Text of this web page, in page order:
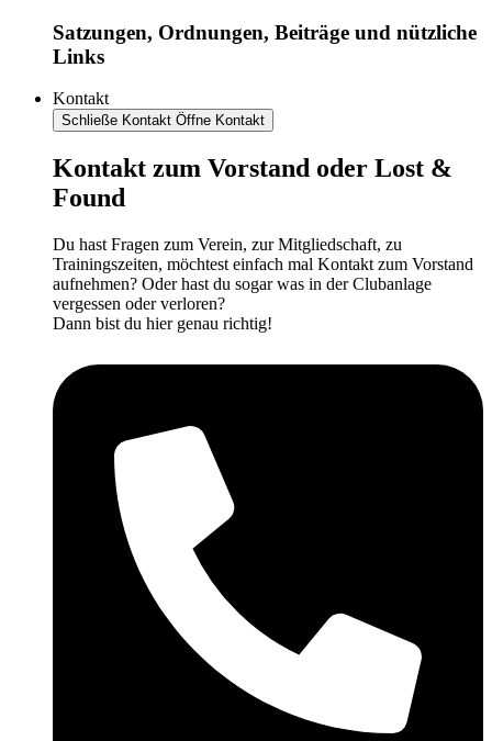
Satzungen, Ordnungen, Beiträge und nützliche
Links
Kontakt
Schließe Kontakt Öffne Kontakt
Kontakt zum Vorstand oder Lost &
Found
Du hast Fragen zum Verein, zur Mitgliedschaft, zu
Trainingszeiten, möchtest einfach mal Kontakt zum Vorstand
aufnehmen? Oder hast du sogar was in der Clubanlage
vergessen oder verloren?
Dann bist du hier genau richtig!